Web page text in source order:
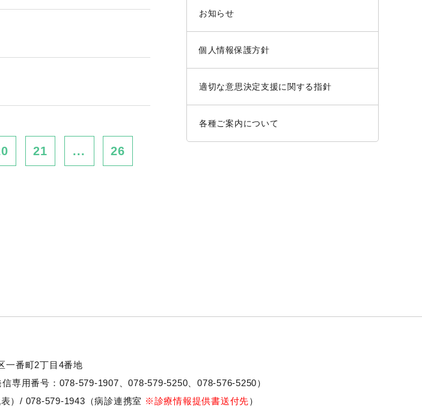
21 ... 26
お知らせ
個人情報保護方針
適切な意思決定支援に関する指針
各種ご案内について
一番町2丁目4番地
専用番号：078-579-1907、078-579-5250、 078-576-5250）
）/ 078-579-1943（病診連携室 ※診療情報提供書送付先）